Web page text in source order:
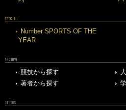
SPECIAL
Number SPORTS OF THE
YEAR
ARCHIVE
競技から探す
著者から探す
OTHERS